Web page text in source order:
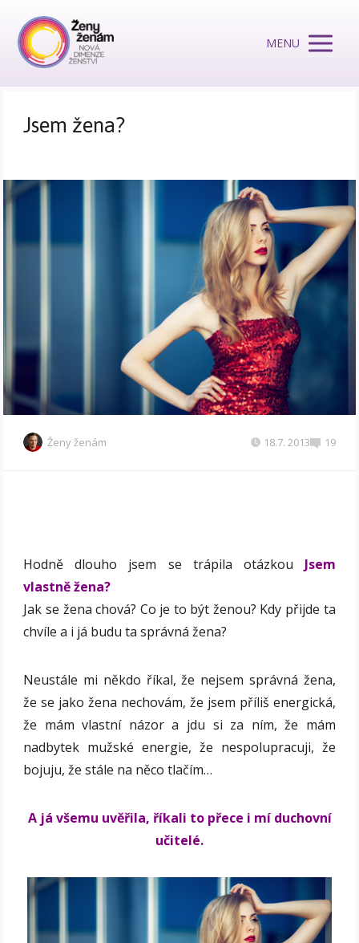
MENU
Jsem žena?
Ženy ženám 18.7. 2013 19
Hodně dlouho jsem se trápila otázkou Jsem
vlastně žena?
Jak se žena chová? Co je to být ženou? Kdy přijde ta
chvíle a i já budu ta správná žena?
Neustále mi někdo říkal, že nejsem správná žena,
že se jako žena nechovám, že jsem příliš energická,
že mám vlastní názor a jdu si za ním, že mám
nadbytek mužské energie, že nespolupracuji, že
bojuju, že stále na něco tlačím…
A já všemu uvěřila, říkali to přece i mí duchovní
učitelé.